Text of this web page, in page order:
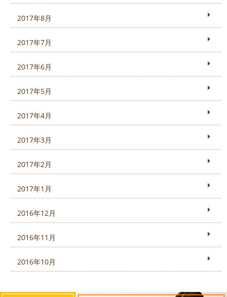
2017年8月
2017年7月
2017年6月
2017年5月
2017年4月
2017年3月
2017年2月
2017年1月
2016年12月
2016年11月
2016年10月